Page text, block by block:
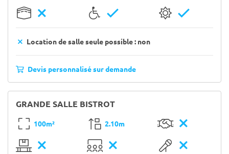
Location de salle seule possible : non
Devis personnalisé sur demande
GRANDE SALLE BISTROT
100m² 2.10m